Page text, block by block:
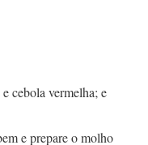
cebola vermelha; e
e prepare o molho